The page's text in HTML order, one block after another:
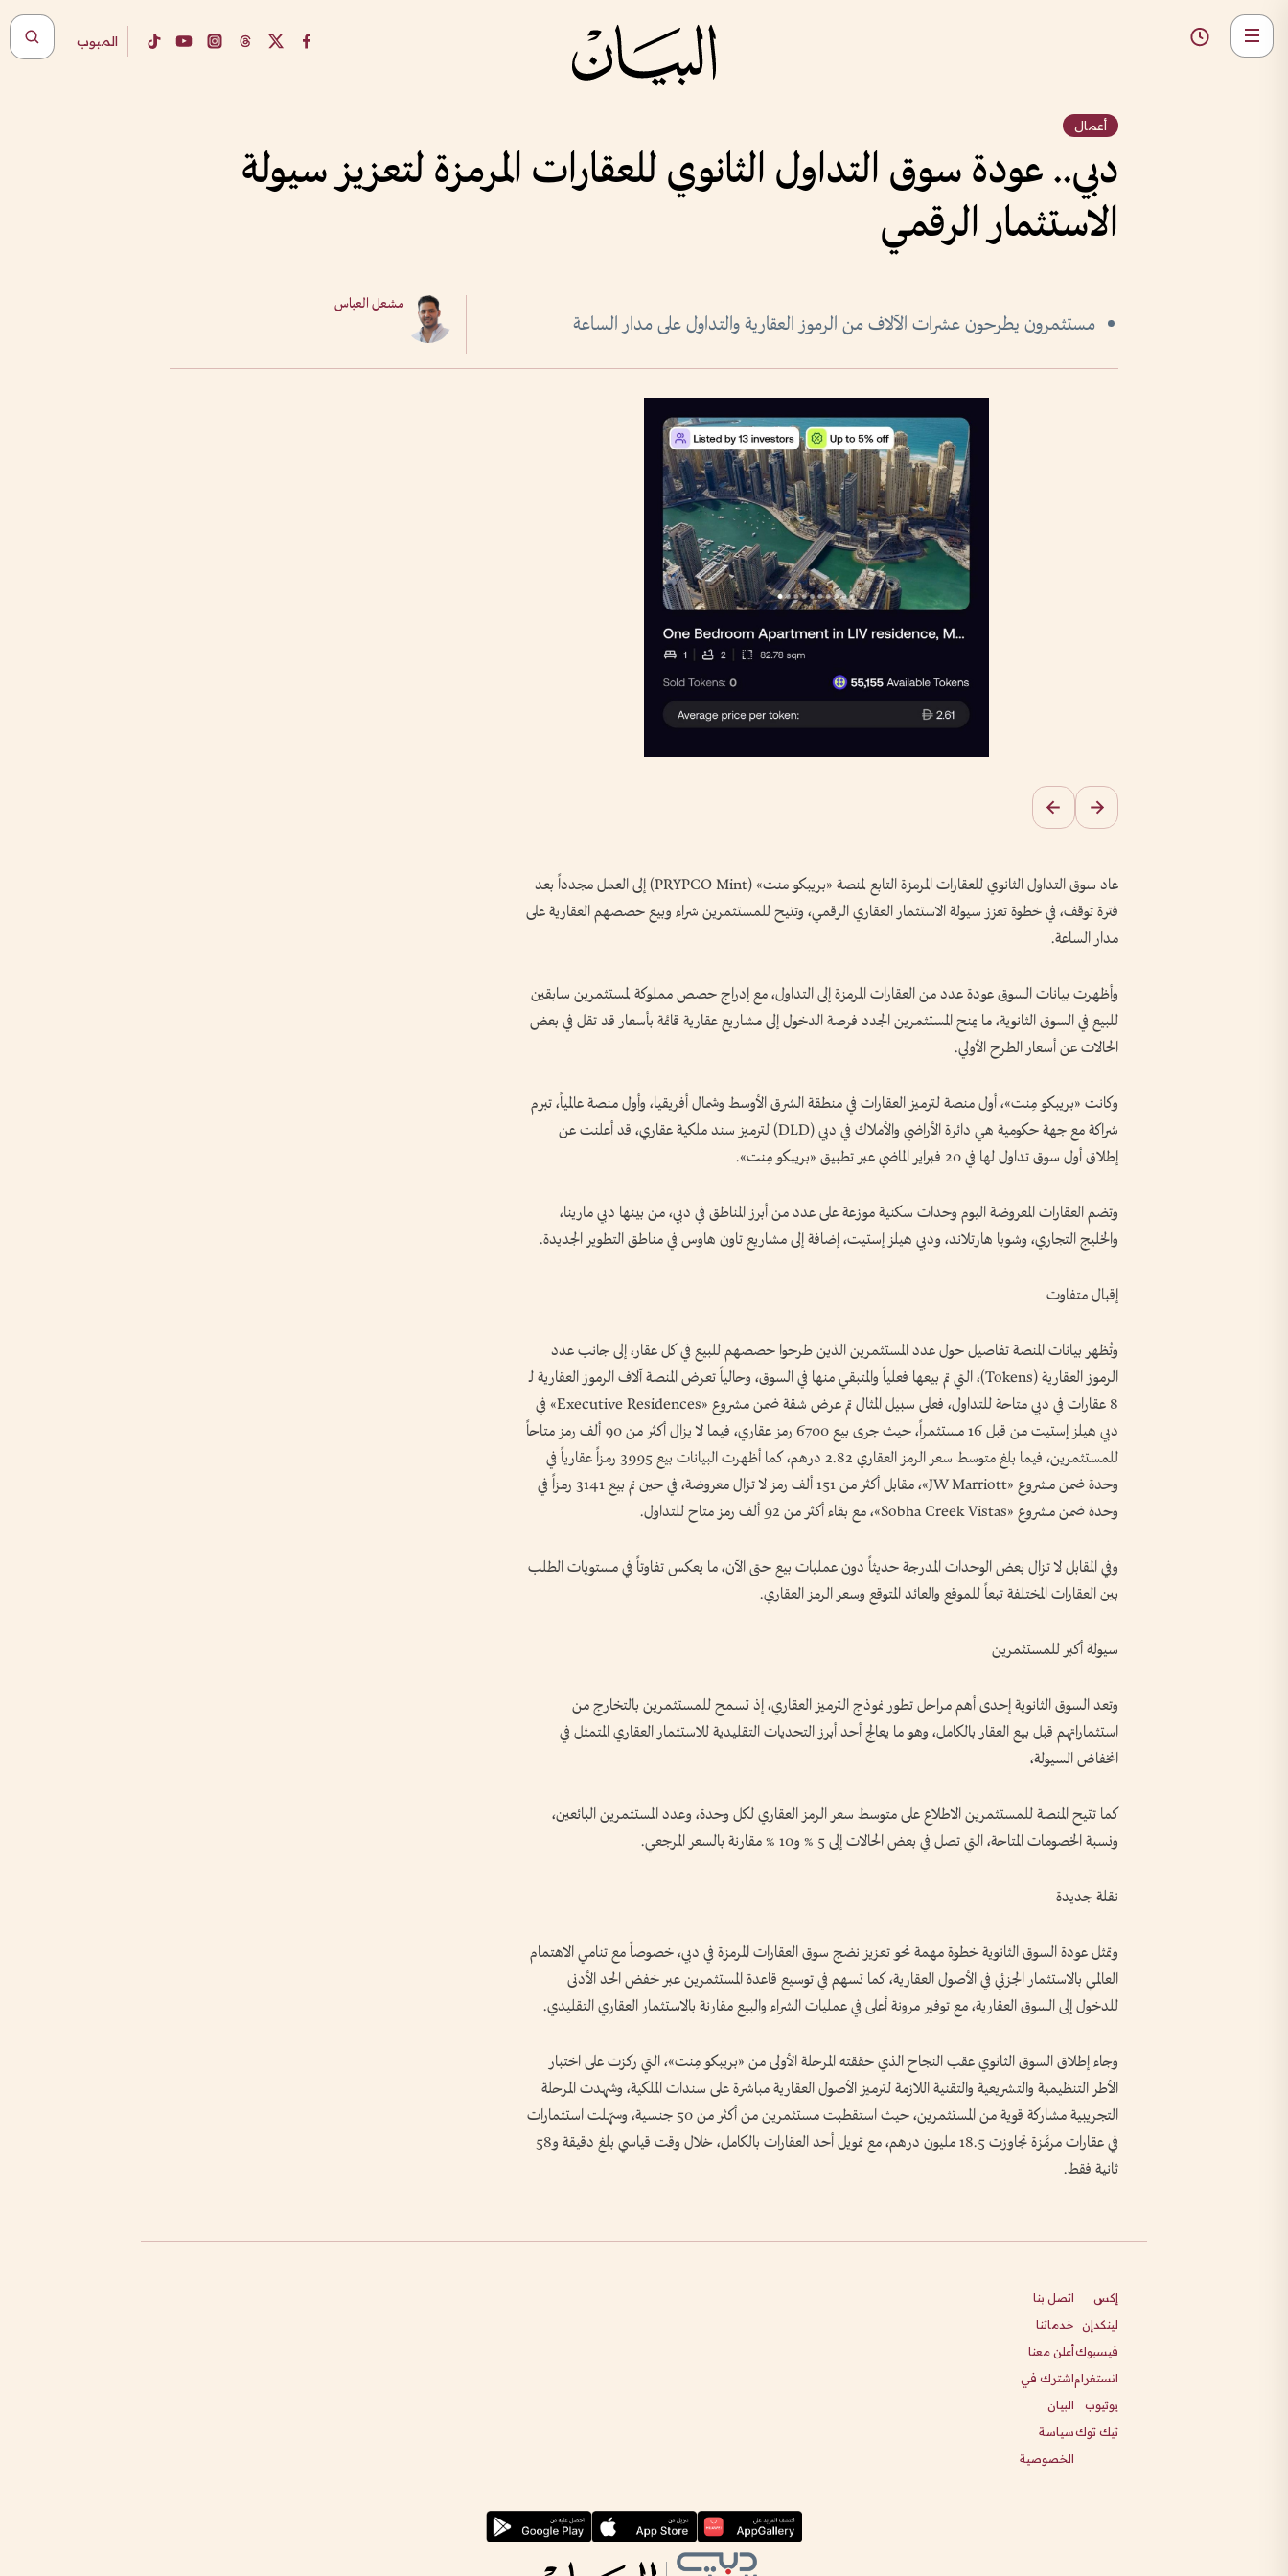
المبوب
أعمال
دبي.. عودة سوق التداول الثانوي للعقارات المرمزة لتعزيز سيولة
الاستثمار الرقمي
مستثمرون يطرحون عشرات الآلاف من الرموز العقارية والتداول على مدار الساعة
مشعل العباس
عاد سوق التداول الثانوي للعقارات المرمزة التابع لمنصة «بريبكو منت» (PRYPCO Mint) إلى العمل مجدداً بعد
فترة توقف، في خطوة تعزز سيولة الاستثمار العقاري الرقمي، وتتيح للمستثمرين شراء وبيع حصصهم العقارية على
مدار الساعة.
وأظهرت بيانات السوق عودة عدد من العقارات المرمزة إلى التداول، مع إدراج حصص مملوكة لمستثمرين سابقين
للبيع في السوق الثانوية، ما يمنح المستثمرين الجدد فرصة الدخول إلى مشاريع عقارية قائمة بأسعار قد تقل في بعض
الحالات عن أسعار الطرح الأولي.
وكانت «بريبكو مِنت»، أول منصة لترميز العقارات في منطقة الشرق الأوسط وشمال أفريقيا، وأول منصة عالمياً، تبرم
شراكة مع جهة حكومية هي دائرة الأراضي والأملاك في دبي (DLD) لترميز سند ملكية عقاري، قد أعلنت عن
إطلاق أول سوق تداول لها في 20 فبراير الماضي عبر تطبيق «بريبكو مِنت».
وتضم العقارات المعروضة اليوم وحدات سكنية موزعة على عدد من أبرز المناطق في دبي، من بينها دبي مارينا،
والخليج التجاري، وشوبا هارتلاند، ودبي هيلز إستيت، إضافة إلى مشاريع تاون هاوس في مناطق التطوير الجديدة.
إقبال متفاوت
وتُظهر بيانات المنصة تفاصيل حول عدد المستثمرين الذين طرحوا حصصهم للبيع في كل عقار، إلى جانب عدد
الرموز العقارية (Tokens)، التي تم بيعها فعلياً والمتبقي منها في السوق، وحالياً تعرض المنصة آلاف الرموز العقارية لـ
8 عقارات في دبي متاحة للتداول، فعلى سبيل المثال تم عرض شقة ضمن مشروع «Executive Residences» في
دبي هيلز إستيت من قبل 16 مستثمراً، حيث جرى بيع 6700 رمز عقاري، فيما لا يزال أكثر من 90 ألف رمز متاحاً
للمستثمرين، فيما بلغ متوسط سعر الرمز العقاري 2.82 درهم، كما أظهرت البيانات بيع 3995 رمزاً عقارياً في
وحدة ضمن مشروع «JW Marriott»، مقابل أكثر من 151 ألف رمز لا تزال معروضة، في حين تم بيع 3141 رمزاً في
وحدة ضمن مشروع «Sobha Creek Vistas»، مع بقاء أكثر من 92 ألف رمز متاح للتداول.
وفي المقابل لا تزال بعض الوحدات المدرجة حديثاً دون عمليات بيع حتى الآن، ما يعكس تفاوتاً في مستويات الطلب
بين العقارات المختلفة تبعاً للموقع والعائد المتوقع وسعر الرمز العقاري.
سيولة أكبر للمستثمرين
وتعد السوق الثانوية إحدى أهم مراحل تطور نموذج الترميز العقاري، إذ تسمح للمستثمرين بالتخارج من
استثماراتهم قبل بيع العقار بالكامل، وهو ما يعالج أحد أبرز التحديات التقليدية للاستثمار العقاري المتمثل في
انخفاض السيولة،
كما تتيح المنصة للمستثمرين الاطلاع على متوسط سعر الرمز العقاري لكل وحدة، وعدد المستثمرين البائعين،
ونسبة الخصومات المتاحة، التي تصل في بعض الحالات إلى 5 % و10 % مقارنة بالسعر المرجعي.
نقلة جديدة
وتمثل عودة السوق الثانوية خطوة مهمة نحو تعزيز نضج سوق العقارات المرمزة في دبي، خصوصاً مع تنامي الاهتمام
العالمي بالاستثمار الجزئي في الأصول العقارية، كما تسهم في توسيع قاعدة المستثمرين عبر خفض الحد الأدنى
للدخول إلى السوق العقارية، مع توفير مرونة أعلى في عمليات الشراء والبيع مقارنة بالاستثمار العقاري التقليدي.
وجاء إطلاق السوق الثانوي عقب النجاح الذي حققته المرحلة الأولى من «بريبكو مِنت»، التي ركزت على اختبار
الأطر التنظيمية والتشريعية والتقنية اللازمة لترميز الأصول العقارية مباشرة على سندات الملكية، وشهدت المرحلة
التجريبية مشاركة قوية من المستثمرين، حيث استقطبت مستثمرين من أكثر من 50 جنسية، وسهّلت استثمارات
في عقارات مرمَّزة تجاوزت 18.5 مليون درهم، مع تمويل أحد العقارات بالكامل، خلال وقت قياسي بلغ دقيقة و58
ثانية فقط.
إكس
لينكدإن
فيسبوك
انستغرام
يوتيوب
تيك توك
اتصل بنا
خدماتنا
أعلن معنا
اشترك في
البيان
سياسة
الخصوصية